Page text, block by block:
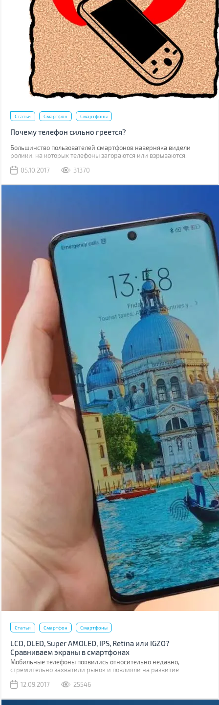
Статьи Смартфон Смартфоны
Почему телефон сильно греется?
Большинство пользователей смартфонов наверняка видели
ролики, на которых телефоны загораются или взрываются.
является вопрос, насколько это безопасно.
05.10.2017 31370
Статьи Смартфон Смартфоны
LCD, OLED, Super AMOLED, IPS, Retina или IGZO?
Сравниваем экраны в смартфонах
Мобильные телефоны появились относительно недавно,
стремительно захватили рынок и повлияли на развитие
12.09.2017
25546